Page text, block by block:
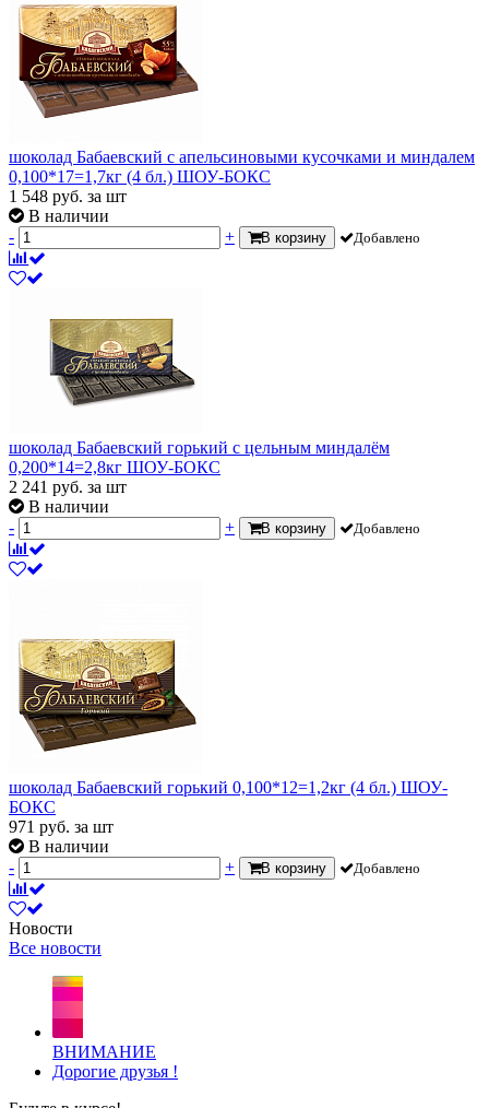
шоколад Бабаевский с апельсиновыми кусочками и миндалем
0,100*17=1,7кг (4 бл.) ШОУ-БОКС
1 548 руб. за шт
В наличии
-
+ В корзину Добавлено
шоколад Бабаевский горький с цельным миндалём
0,200*14=2,8кг ШОУ-БОКС
2 241 руб. за шт
В наличии
-
+ В корзину Добавлено
шоколад Бабаевский горький 0,100*12=1,2кг (4 бл.) ШОУ-
БОКС
971 руб. за шт
В наличии
-
+ В корзину Добавлено
Новости
Все новости
ВНИМАНИЕ
Дорогие друзья !